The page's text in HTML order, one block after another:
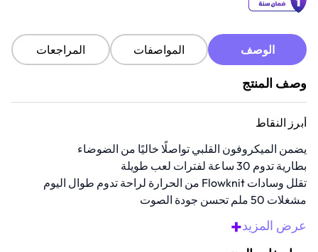
الوصف المواصفات المراجعات
وصف المنتج
أبرز النقاط
يضمن الميكروفون القلبي تواصلًا خاليًا من الضوضاء
بطارية تدوم 30 ساعة لفترات لعب طويلة
تقلل وسادات Flowknit من الحرارة لراحة تدوم طوال اليوم
مشغلات 50 ملم تحسن جودة الصوت
متعددة واسعة.
عرض المزيد+